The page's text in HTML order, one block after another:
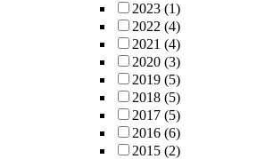
2023 (1)
2022 (4)
2021 (4)
2020 (3)
2019 (5)
2018 (5)
2017 (5)
2016 (6)
2015 (2)